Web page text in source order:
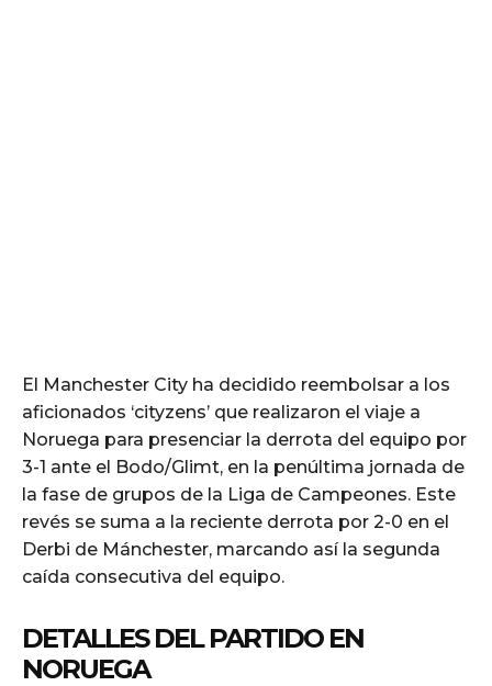
El Manchester City ha decidido reembolsar a los
aficionados ‘cityzens’ que realizaron el viaje a
Noruega para presenciar la derrota del equipo por
3-1 ante el Bodo/Glimt, en la penúltima jornada de
la fase de grupos de la Liga de Campeones. Este
revés se suma a la reciente derrota por 2-0 en el
Derbi de Mánchester, marcando así la segunda
caída consecutiva del equipo.
DETALLES DEL PARTIDO EN
NORUEGA